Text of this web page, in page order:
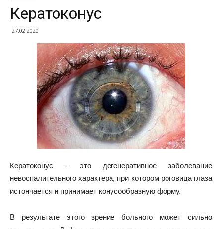
Кератоконус
27.02.2020
Кератоконус – это дегенеративное заболевание
невоспалительного характера, при котором роговица глаза
истончается и принимает конусообразную форму.
В результате этого зрение больного может сильно